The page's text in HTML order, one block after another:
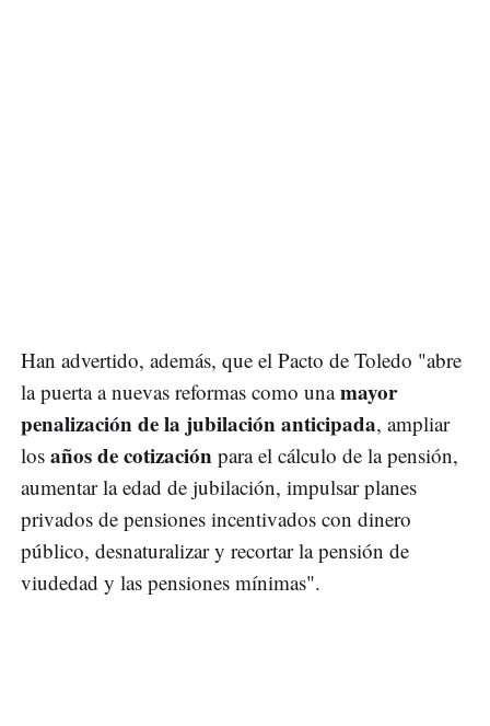
Han advertido, además, que el Pacto de Toledo "abre
la puerta a nuevas reformas como unamayor
penalización de la jubilación anticipada, ampliar
los años de cotización para el cálculo de la pensión,
aumentar la edad de jubilación, impulsar planes
privados de pensiones incentivados con dinero
público, desnaturalizar y recortar la pensión de
viudedad y las pensiones mínimas".